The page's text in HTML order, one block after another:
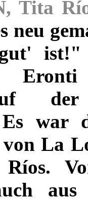
Tita
neu
Eronti
der
Es war
La